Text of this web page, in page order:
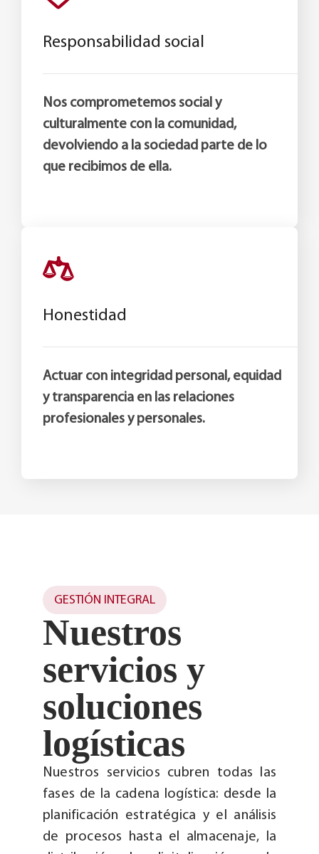
Responsabilidad social
Nos comprometemos social y
culturalmente con la comunidad,
devolviendo a la sociedad parte de lo
que recibimos de ella.
Honestidad
Actuar con integridad personal, equidad
y transparencia en las relaciones
profesionales y personales.
GESTIÓN INTEGRAL
Nuestros
servicios y
soluciones
logísticas
Nuestros servicios cubren todas las
fases de la cadena logística: desde la
planificación estratégica y el análisis
de procesos hasta el almacenaje, la